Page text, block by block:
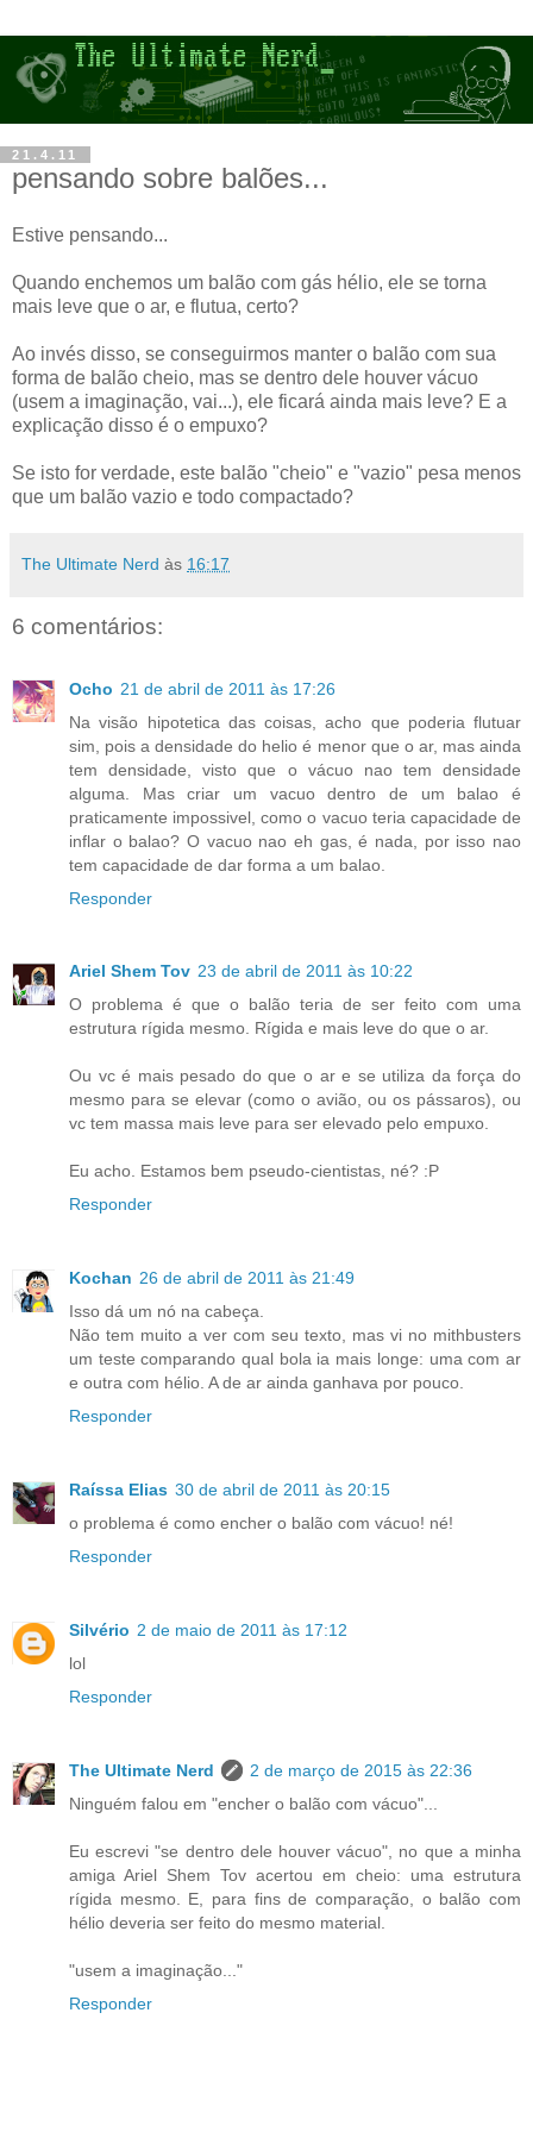
21.4.11
pensando sobre balões...
Estive pensando...
Quando enchemos um balão com gás hélio, ele se torna
mais leve que o ar, e flutua, certo?
Ao invés disso, se conseguirmos manter o balão com sua
forma de balão cheio, mas se dentro dele houver vácuo
(usem a imaginação, vai...), ele ficará ainda mais leve? E a
explicação disso é o empuxo?
Se isto for verdade, este balão "cheio" e "vazio" pesa menos
que um balão vazio e todo compactado?
The Ultimate Nerd às 16:17
6 comentários:
Ocho 21 de abril de 2011 às 17:26
Na visão hipotetica das coisas, acho que poderia flutuar
sim, pois a densidade do helio é menor que o ar, mas ainda
tem densidade, visto que o vácuo nao tem densidade
alguma. Mas criar um vacuo dentro de um balao é
praticamente impossivel, como o vacuo teria capacidade de
inflar o balao? O vacuo nao eh gas, é nada, por isso nao
tem capacidade de dar forma a um balao.
Responder
Ariel Shem Tov 23 de abril de 2011 às 10:22
O problema é que o balão teria de ser feito com uma
estrutura rígida mesmo. Rígida e mais leve do que o ar.
Ou vc é mais pesado do que o ar e se utiliza da força do
mesmo para se elevar (como o avião, ou os pássaros), ou
vc tem massa mais leve para ser elevado pelo empuxo.
Eu acho. Estamos bem pseudo-cientistas, né? :P
Responder
Kochan 26 de abril de 2011 às 21:49
Isso dá um nó na cabeça.
Não tem muito a ver com seu texto, mas vi no mithbusters
um teste comparando qual bola ia mais longe: uma com ar
e outra com hélio. A de ar ainda ganhava por pouco.
Responder
Raíssa Elias 30 de abril de 2011 às 20:15
o problema é como encher o balão com vácuo! né!
Responder
Silvério 2 de maio de 2011 às 17:12
lol
Responder
The Ultimate Nerd
2 de março de 2015 às 22:36
Ninguém falou em "encher o balão com vácuo"...
Eu escrevi "se dentro dele houver vácuo", no que a minha
amiga Ariel Shem Tov acertou em cheio: uma estrutura
rígida mesmo. E, para fins de comparação, o balão com
hélio deveria ser feito do mesmo material.
"usem a imaginação..."
Responder